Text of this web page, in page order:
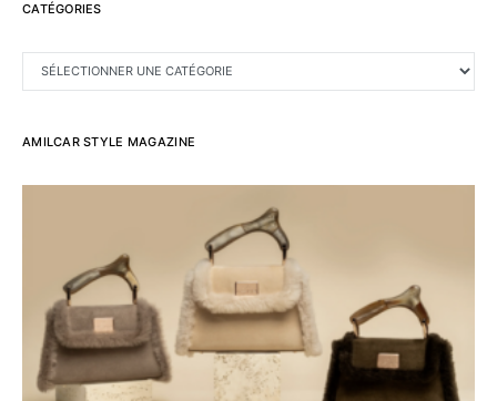
CATÉGORIES
CATÉGORIES
AMILCAR STYLE MAGAZINE